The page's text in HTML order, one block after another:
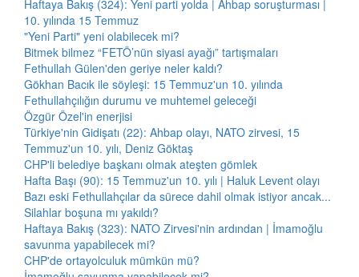
Haftaya Bakış (324): Yeni parti yolda | Ahbap soruşturması |
10. yılında 15 Temmuz
"Yeni Parti" yeni olabilecek mi?
Bitmek bilmez “FETÖ’nün siyasi ayağı” tartışmaları
Fethullah Gülen'den geriye neler kaldı?
Gökhan Bacık ile söyleşi: 15 Temmuz'un 10. yılında
Fethullahçılığın durumu ve muhtemel geleceği
Özgür Özel'in enerjisi
Türkiye'nin Gidişatı (22): Ahbap olayı, NATO zirvesi, 15
Temmuz'un 10. yılı, Deniz Göktaş
CHP'li belediye başkanı olmak ateşten gömlek
Hafta Başı (90): 15 Temmuz'un 10. yılı | Haluk Levent olayı
Bazı eski Fethullahçılar da sürece dahil olmak istiyor ancak...
Silahlar boşuna mı yakıldı?
Haftaya Bakış (323): NATO Zirvesi'nin ardından | İmamoğlu
savunma yapabilecek mi?
CHP'de ortayolculuk mümkün mü?